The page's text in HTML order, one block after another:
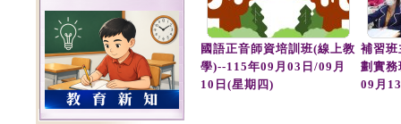
國語正音師資培訓班(線上教
學)--115年09月03日/09月
10日(星期四)
補習
劃實
09月